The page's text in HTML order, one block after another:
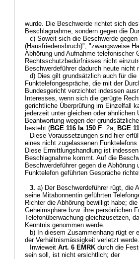
wurde. Die Beschwerde richtet sich
Beschlagnahme, sondern gegen die
c) Soweit sich die Beschwerde
(Hausfriedensbruch)", "zwangsweise
Abhörung und Aufnahme telefonischer
Rechtsschutzbedürfnisses nicht
Beschwerdeführer dadurch heute nicht
d) Dies gilt grundsätzlich auch für
Funktelefongespräche, die mit der
Bundesgericht verzichtet indessen
Interesses, wenn sich die gerügte
gerichtliche Überprüfung im Einzelfall
jederzeit unter gleichen oder ähnlichen
Beantwortung wegen der
besteht (BGE 116 Ia 150 E. 2a; BGE
Diese Voraussetzungen sind hier
eines nicht zugelassenen
Diese Ermittlungshandlung ist
Beschlagnahme kommt. Auf die
Beschwerdeführer gegen die
Funktelefon geführten Gespräche
3. a) Der Beschwerdeführer rügt, die
seine Mitabonnentin geführten
Richter die Abhörung bewilligt habe;
Geheimsphäre bzw. ihre persönlichen
Telefonüberwachung gleichzusetzen,
Kenntnis genommen werde.
b) In diesem Zusammenhang rügt er
der Verhältnismässigkeit verletzt werde.
Inwieweit Art. 6 EMRK durch die
sein soll, ist nicht ersichtlich; der